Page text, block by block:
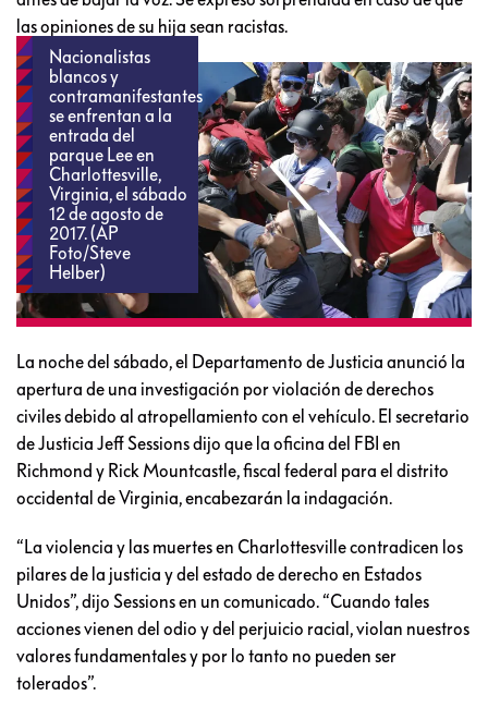
las opiniones de su hija sean racistas.
Nacionalistas
blancos y
contramanifestantes
se enfrentan a la
entrada del
parque Lee en
Charlottesville,
Virginia, el sábado
12 de agosto de
2017. (AP
Foto/Steve
Helber)
La noche del sábado, el Departamento de Justicia anunció la
apertura de una investigación por violación de derechos
civiles debido al atropellamiento con el vehículo. El secretario
de Justicia Jeff Sessions dijo que la oficina del FBI en
Richmond y Rick Mountcastle, fiscal federal para el distrito
occidental de Virginia, encabezarán la indagación.
“La violencia y las muertes en Charlottesville contradicen los
pilares de la justicia y del estado de derecho en Estados
Unidos”, dijo Sessions en un comunicado. “Cuando tales
acciones vienen del odio y del perjuicio racial, violan nuestros
valores fundamentales y por lo tanto no pueden ser
tolerados”.